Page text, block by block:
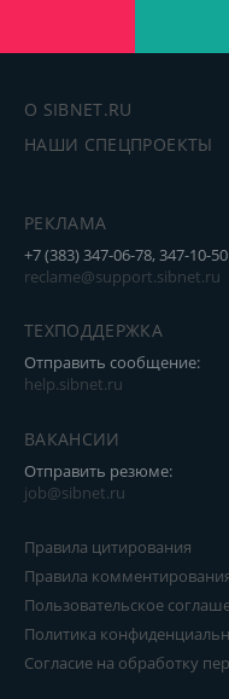
О SIBNET.RU
НАШИ СПЕЦПРОЕКТЫ
РЕКЛАМА
+7 (383) 347-06-78, 347-10-50
reclame@support.sibnet.ru
ТЕХПОДДЕРЖКА
Отправить сообщение:
help.sibnet.ru
ВАКАНСИИ
Отправить резюме:
job@sibnet.ru
Правила цитирования
Правила
Пользовательское
Политика
Согласие на обработку